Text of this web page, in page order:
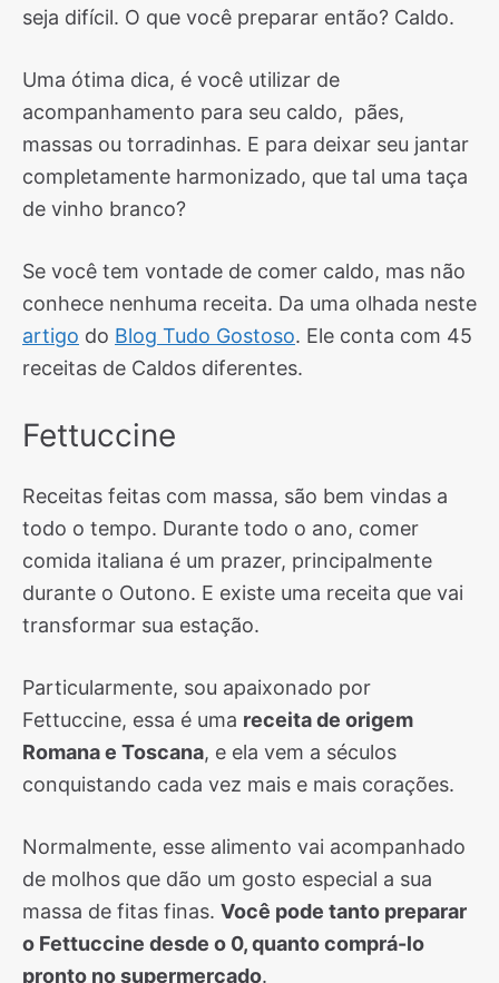
seja difícil. O que você preparar então? Caldo.
Uma ótima dica, é você utilizar de
acompanhamento para seu caldo, pães,
massas ou torradinhas. E para deixar seu jantar
completamente harmonizado, que tal uma taça
de vinho branco?
Se você tem vontade de comer caldo, mas não
conhece nenhuma receita. Da uma olhada neste
artigo do Blog Tudo Gostoso. Ele conta com 45
receitas de Caldos diferentes.
Fettuccine
Receitas feitas com massa, são bem vindas a
todo o tempo. Durante todo o ano, comer
comida italiana é um prazer, principalmente
durante o Outono. E existe uma receita que vai
transformar sua estação.
Particularmente, sou apaixonado por
Fettuccine, essa é uma receita de origem
Romana e Toscana, e ela vem a séculos
conquistando cada vez mais e mais corações.
Normalmente, esse alimento vai acompanhado
de molhos que dão um gosto especial a sua
massa de fitas finas. Você pode tanto preparar
o Fettuccine desde o 0, quanto comprá-lo
pronto no supermercado.